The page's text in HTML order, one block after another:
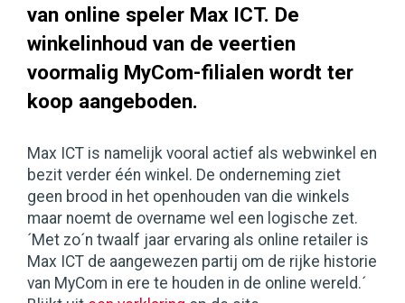
van online speler Max ICT. De
winkelinhoud van de veertien
voormalig MyCom-filialen wordt ter
koop aangeboden.
Max ICT is namelijk vooral actief als webwinkel en
bezit verder één winkel. De onderneming ziet
geen brood in het openhouden van die winkels
maar noemt de overname wel een logische zet.
´Met zo´n twaalf jaar ervaring als online retailer is
Max ICT de aangewezen partij om de rijke historie
van MyCom in ere te houden in de online wereld.´